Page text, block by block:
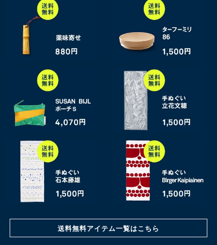
送料無料アイテム一覧はこちら